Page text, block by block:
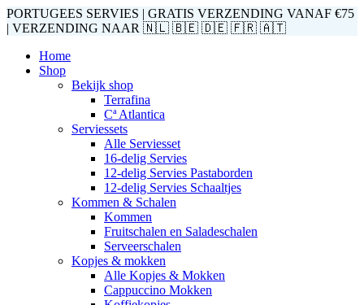
PORTUGEES SERVIES | GRATIS VERZENDING VANAF €75
| VERZENDING NAAR 🇳🇱 🇧🇪 🇩🇪 🇫🇷 🇦🇹
Home
Shop
Bekijk shop
Terrafina
Cª Atlantica
Serviessets
Alle Serviesset
16-delig Servies
12-delig Servies Pastaborden
12-delig Servies Schaaltjes
Kommen & Schalen
Kommen
Fruitschalen en Saladeschalen
Serveerschalen
Kopjes & mokken
Alle Kopjes & Mokken
Cappuccino Mokken